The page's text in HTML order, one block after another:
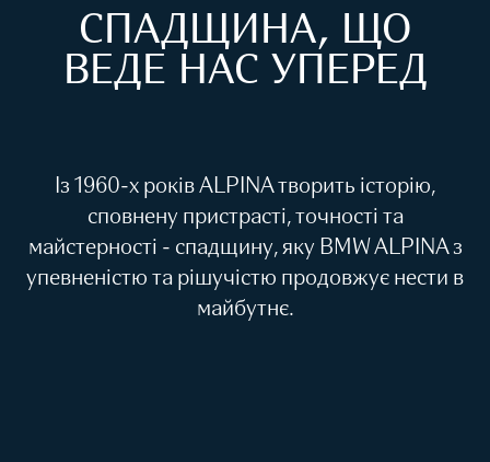
СПАДЩИНА, ЩО
ВЕДЕ НАС УПЕРЕД
Із 1960-х років ALPINA творить історію,
сповнену пристрасті, точності та
майстерності - спадщину, яку BMW ALPINA з
упевненістю та рішучістю продовжує нести в
майбутнє.